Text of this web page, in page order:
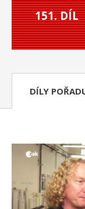
151. DÍL
DÍLY